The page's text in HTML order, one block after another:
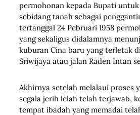
permohonan kepada Bupati
sebidang tanah sebagai
tertanggal 24 Pebruari 1958
yang sekaligus didalamnya
kuburan Cina baru yang terletak
Sriwijaya atau jalan Raden Intan
Akhirnya setelah melalaui proses
segala jerih lelah telah terjawab,
tempat ibadah yang memadai